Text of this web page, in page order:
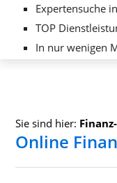
Expertensuche
TOP
In nur wenigen
Sie sind hier:
Online